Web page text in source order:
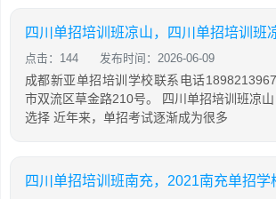
四川单招培训班凉山，四川单招培训班
点击：144 发布时间：2026-06-09
成都新亚单招培训学校联系电话
市双流区草金路210号。 四川单招培训班凉
选择 近年来，单招考试逐渐成为很多
四川单招培训班南充，2021南充单招学